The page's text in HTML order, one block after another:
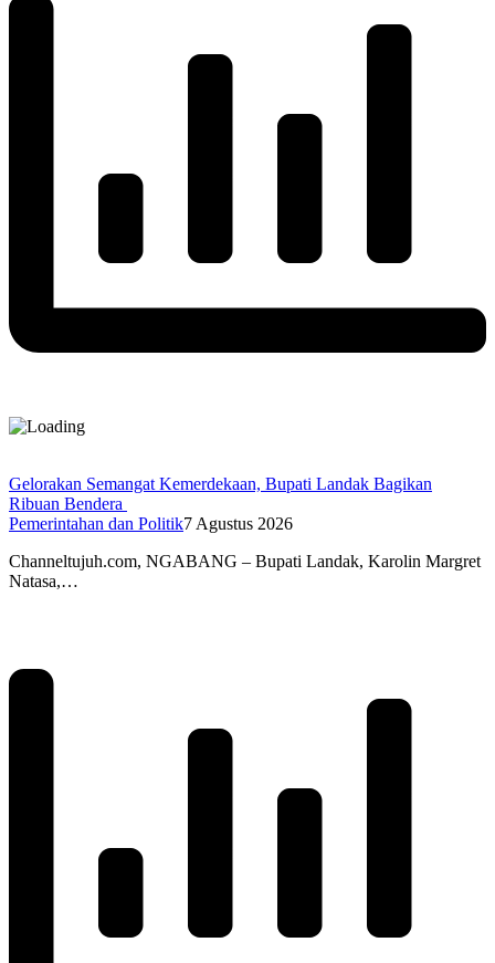
Gelorakan Semangat Kemerdekaan, Bupati Landak Bagikan
Ribuan Bendera
Pemerintahan dan Politik7 Agustus 2026
Channeltujuh.com, NGABANG – Bupati Landak, Karolin Margret
Natasa,…